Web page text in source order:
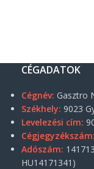
CÉGADATOK
Cégnév: Gasztro
Székhely: 9023
Levelezési cím:
Cégjegyzékszám:
Adószám:
HU14171341)